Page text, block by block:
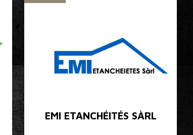
EMI ETANCHÉITÉS SÀRL